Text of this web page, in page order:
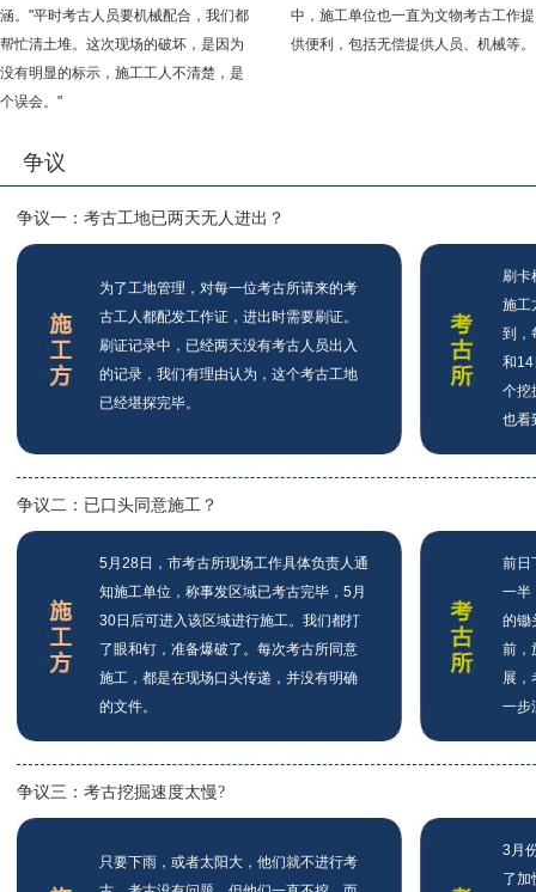
涵。"平时考古人员要机械配合，我们都
帮忙清土堆。这次现场的破坏，是因为
没有明显的标示，施工工人不清楚，是
个误会。"
中，施工单位也一直为文物考古工作提
供便利，包括无偿提供人员、机械等。
争议
争议一：考古工地已两天无人进出？
为了工地管理，对每一位考古所请来的考
古工人都配发工作证，进出时需要刷证。
刷证记录中，已经两天没有考古人员出入
的记录，我们有理由认为，这个考古工地
已经堪探完毕。
刷卡
施工
到，
和14
个挖
也看
争议二：已口头同意施工？
5月28日，市考古所现场工作具体负责人通
知施工单位，称事发区域已考古完毕，5月
30日后可进入该区域进行施工。我们都打
了眼和钉，准备爆破了。每次考古所同意
施工，都是在现场口头传递，并没有明确
的文件。
前日
一半
的锄
前，
展，
一步
争议三：考古挖掘速度太慢?
只要下雨，或者太阳大，他们就不进行考
3月
了加